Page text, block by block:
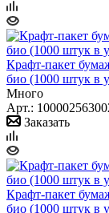
Крафт-пакет
био (1000 штук в
Много
Арт.:
Заказать
Крафт-пакет
био (1000 штук в